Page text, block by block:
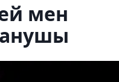
мен